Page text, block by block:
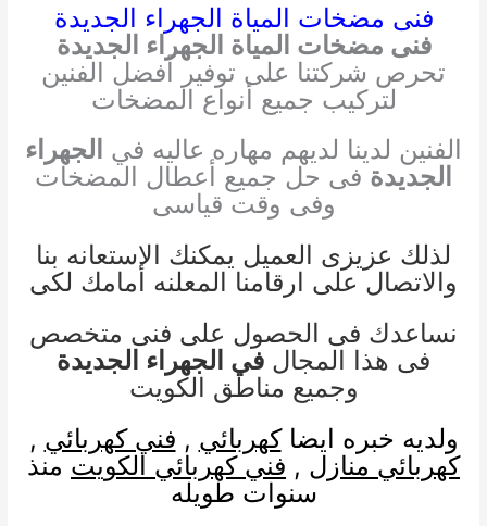
فنى مضخات المياة الجهراء الجديدة
فنى مضخات المياة الجهراء الجديدة
تحرص شركتنا على توفير أفضل الفنين
لتركيب جميع أنواع المضخات
الفنين لدينا لديهم مهاره عاليه في الجهراء
الجديدة فى حل جميع أعطال المضخات
وفى وقت قياسى
لذلك عزيزى العميل يمكنك الاستعانه بنا
والاتصال على ارقامنا المعلنه أمامك لكى
نساعدك فى الحصول على فنى متخصص
فى هذا المجال في الجهراء الجديدة
وجميع مناطق الكويت
ولديه خبره ايضاكهربائي , فني كهربائي ,
كهربائي منازل , فني كهربائي الكويت منذ
سنوات طويله